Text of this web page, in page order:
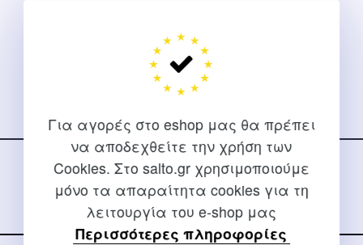
Για αγορές στο eshop μας θα πρέπει
να αποδεχθείτε την χρήση των
Cookies. Στο salto.gr χρησιμοποιούμε
μόνο τα απαραίτητα cookies για τη
λειτουργία του e-shop μας
Περισσότερες πληροφορίες
Ακολουθήστε μας
στα social media